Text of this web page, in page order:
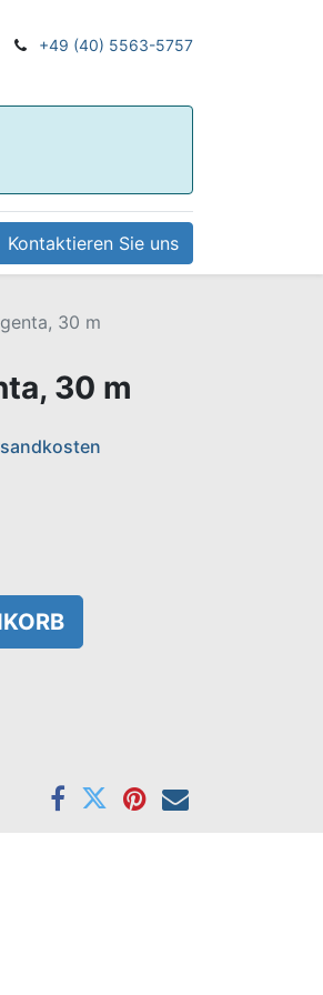
+49 (40) 5563-5757
Kontaktieren Sie uns
30 m
30 m